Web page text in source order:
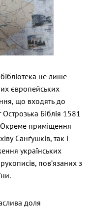
не лише
європейських
що входять до
Біблія 1581
Окреме приміщення
Санґушків, так і
українських
пов’язаних з
доля